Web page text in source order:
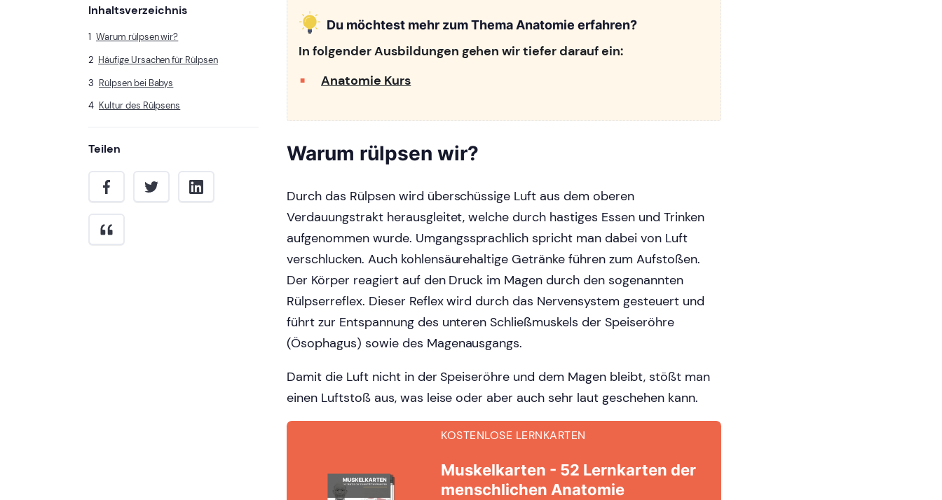
Inhaltsverzeichnis
Warum rülpsen wir?
Häufige Ursachen für Rülpsen
Rülpsen bei Babys
Kultur des Rülpsens
Teilen
Du möchtest mehr zum Thema Anatomie erfahren?
In folgender Ausbildungen gehen wir tiefer darauf ein:
Anatomie Kurs
Warum rülpsen wir?
Durch das Rülpsen wird überschüssige Luft aus dem oberen
Verdauungstrakt herausgleitet, welche durch hastiges Essen und Trinken
aufgenommen wurde. Umgangssprachlich spricht man dabei von Luft
verschlucken. Auch kohlensäurehaltige Getränke führen zum Aufstoßen.
Der Körper reagiert auf den Druck im Magen durch den sogenannten
Rülpserreflex. Dieser Reflex wird durch das Nervensystem gesteuert und
führt zur Entspannung des unteren Schließmuskels der Speiseröhre
(Ösophagus) sowie des Magenausgangs.
Damit die Luft nicht in der Speiseröhre und dem Magen bleibt, stößt man
einen Luftstoß aus, was leise oder aber auch sehr laut geschehen kann.
KOSTENLOSE LERNKARTEN
Muskelkarten - 52 Lernkarten der
menschlichen Anatomie